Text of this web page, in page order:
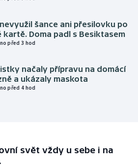
šance ani přesilovku po
kartě. Doma padl s Besiktasem
před 3 hod
načaly přípravu na domácí
a ukázaly maskota
před 4 hod
svět vždy u sebe i na